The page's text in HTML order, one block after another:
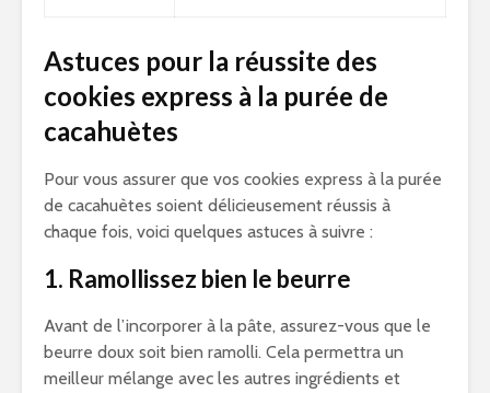
Astuces pour la réussite des
cookies express à la purée de
cacahuètes
Pour vous assurer que vos cookies express à la purée
de cacahuètes soient délicieusement réussis à
chaque fois, voici quelques astuces à suivre :
1. Ramollissez bien le beurre
Avant de l’incorporer à la pâte, assurez-vous que le
beurre doux soit bien ramolli. Cela permettra un
meilleur mélange avec les autres ingrédients et